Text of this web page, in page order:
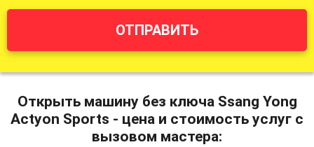
ОТПРАВИТЬ
Открыть машину без ключа Ssang Yong
Actyon Sports - цена и стоимость услуг с
вызовом мастера: